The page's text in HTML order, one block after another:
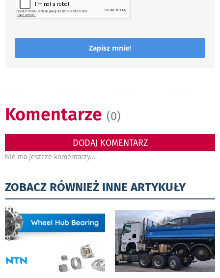
Zapisz mnie!
Komentarze (0)
DODAJ KOMENTARZ
Nie ma jeszcze komentarzy...
ZOBACZ RÓWNIEŻ INNE ARTYKUŁY